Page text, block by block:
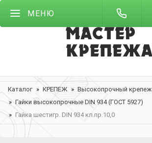
МЕНЮ
Каталог КРЕПЕЖ
Высокопрочный крепеж
Гайки высокопрочные DIN 934 (ГОСТ 5927)
Гайка шестигр. DIN 934 кл.пр.10,0